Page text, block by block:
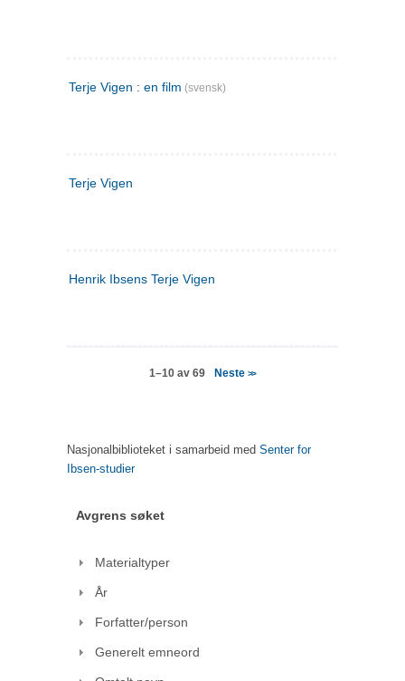
Terje Vigen : en film (svensk)
Terje Vigen
Henrik Ibsens Terje Vigen
1–10 av 69 Neste>>
Nasjonalbiblioteket i samarbeid med Senter for
Ibsen-studier
Avgrens søket
Materialtyper
År
Forfatter/person
Generelt emneord